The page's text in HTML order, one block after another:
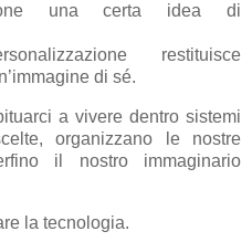
una certa idea di
restituisce
di sé.
a vivere dentro sistemi
organizzano le nostre
il nostro immaginario
la tecnologia.